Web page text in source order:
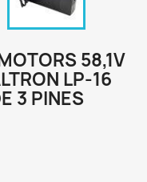
58,1V
LP-16
3 PINES